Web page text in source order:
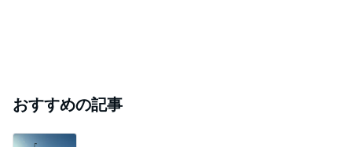
おすすめの記事